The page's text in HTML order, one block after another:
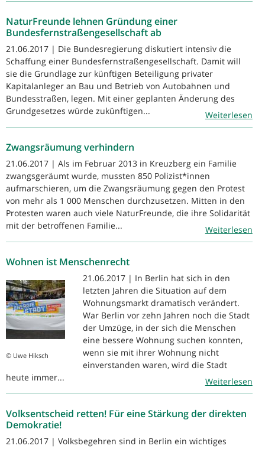
NaturFreunde lehnen Gründung einer
Bundesfernstraßengesellschaft ab
21.06.2017 | Die Bundesregierung diskutiert intensiv die
Schaffung einer Bundesfernstraßengesellschaft. Damit will
sie die Grundlage zur künftigen Beteiligung privater
Kapitalanleger an Bau und Betrieb von Autobahnen und
Bundesstraßen, legen. Mit einer geplanten Änderung des
Grundgesetzes würde zukünftigen...
Weiterlesen
Zwangsräumung verhindern
21.06.2017 | Als im Februar 2013 in Kreuzberg ein Familie
zwangsgeräumt wurde, mussten 850 Polizist*innen
aufmarschieren, um die Zwangsräumung gegen den Protest
von mehr als 1 000 Menschen durchzusetzen. Mitten in den
Protesten waren auch viele NaturFreunde, die ihre Solidarität
mit der betroffenen Familie...
Weiterlesen
Wohnen ist Menschenrecht
© Uwe Hiksch
21.06.2017 | In Berlin hat sich in den
letzten Jahren die Situation auf dem
Wohnungsmarkt dramatisch verändert.
War Berlin vor zehn Jahren noch die Stadt
der Umzüge, in der sich die Menschen
eine bessere Wohnung suchen konnten,
wenn sie mit ihrer Wohnung nicht
einverstanden waren, wird die Stadt
heute immer...
Weiterlesen
Volksentscheid retten! Für eine Stärkung der direkten
Demokratie!
21.06.2017 | Volksbegehren sind in Berlin ein wichtiges